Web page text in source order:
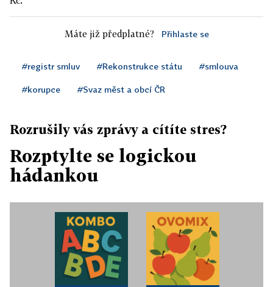
Máte již předplatné? Přihlaste se
#registr smluv #Rekonstrukce státu #smlouva
#korupce #Svaz měst a obcí ČR
Rozrušily vás zprávy a cítíte stres?
Rozptylte se logickou
hádankou